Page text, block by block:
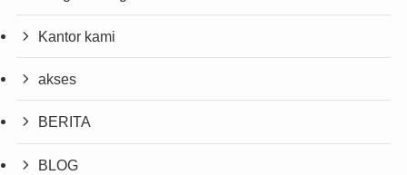
Kantor kami
akses
BERITA
BLOG